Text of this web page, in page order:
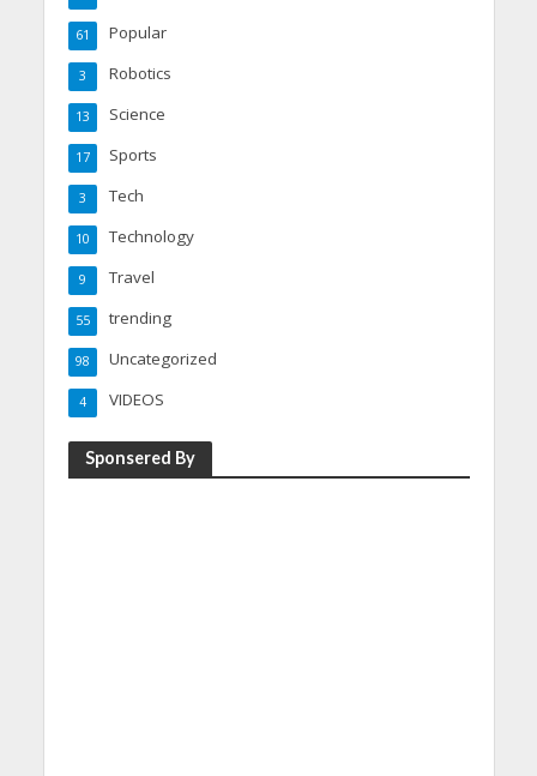
Popular
61
Robotics
3
Science
13
Sports
17
Tech
3
Technology
10
Travel
9
trending
55
Uncategorized
98
VIDEOS
4
Sponsered By